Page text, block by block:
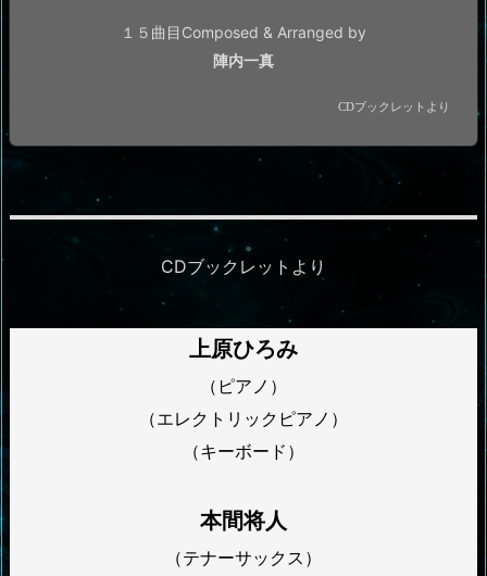
１５曲目Composed & Arranged by
陣内一真
CDブックレットより
CDブックレットより
上原ひろみ
（ピアノ）
（エレクトリックピアノ）
（キーボード）
本間将人
（テナーサックス）